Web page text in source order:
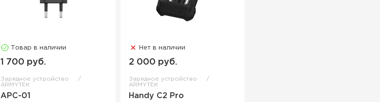
Товар в наличии
1 700 руб.
Зарядное устройство
ARMYTEK
APC-01
Нет в наличии
2 000 руб.
Зарядное устройство
ARMYTEK
Handy C2 Pro